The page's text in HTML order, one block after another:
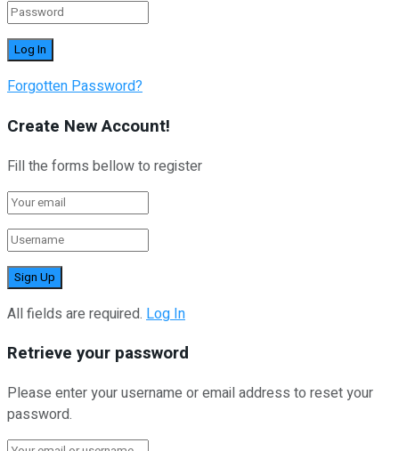
Forgotten Password?
Create New Account!
Fill the forms bellow to register
All fields are required. Log In
Retrieve your password
Please enter your username or email address to reset your
password.